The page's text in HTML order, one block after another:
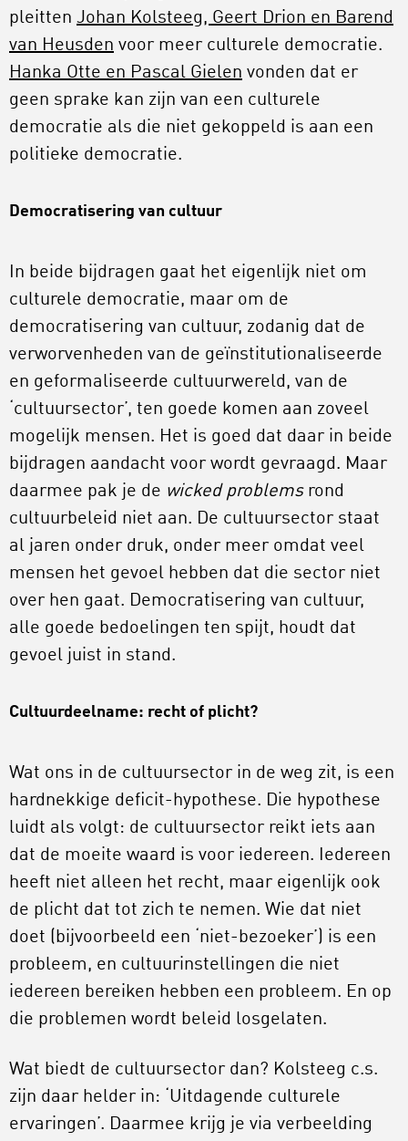
pleitten Johan Kolsteeg, Geert Drion en Barend
van Heusden voor meer culturele democratie.
Hanka Otte en Pascal Gielen vonden dat er
geen sprake kan zijn van een culturele
democratie als die niet gekoppeld is aan een
politieke democratie.
Democratisering van cultuur
In beide bijdragen gaat het eigenlijk niet om
culturele democratie, maar om de
democratisering van cultuur, zodanig dat de
verworvenheden van de geïnstitutionaliseerde
en geformaliseerde cultuurwereld, van de
‘cultuursector’, ten goede komen aan zoveel
mogelijk mensen. Het is goed dat daar in beide
bijdragen aandacht voor wordt gevraagd. Maar
daarmee pak je de wicked problemsrond
cultuurbeleid niet aan. De cultuursector staat
al jaren onder druk, onder meer omdat veel
mensen het gevoel hebben dat die sector niet
over hen gaat. Democratisering van cultuur,
alle goede bedoelingen ten spijt, houdt dat
gevoel juist in stand.
Cultuurdeelname: recht of plicht?
Wat ons in de cultuursector in de weg zit, is een
hardnekkige deficit-hypothese. Die hypothese
luidt als volgt: de cultuursector reikt iets aan
dat de moeite waard is voor iedereen. Iedereen
heeft niet alleen het recht, maar eigenlijk ook
de plicht dat tot zich te nemen. Wie dat niet
doet (bijvoorbeeld een ‘niet-bezoeker’) is een
probleem, en cultuurinstellingen die niet
iedereen bereiken hebben een probleem. En op
die problemen wordt beleid losgelaten.
Wat biedt de cultuursector dan? Kolsteeg c.s.
zijn daar helder in: ‘Uitdagende culturele
ervaringen’. Daarmee krijg je via verbeelding